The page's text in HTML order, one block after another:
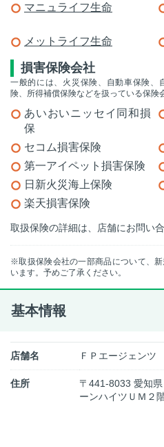
マニュライフ生命
メットライフ生命
損害保険会社
一般的には、火災保険、自動車保険、
険、所得補償保険などを扱っている保険
あいおいニッセイ同和損
保
セコム損害保険
第一アイペット損害保険
日新火災海上保険
楽天損害保険
取扱保険の詳細は、店舗にお問い
※取扱保険会社の一部商品について、
います。予めご了承ください。
基本情報
店舗名 ＦＰエージェン
住所
〒441-8033 愛知
ーンハイツＵＭ２